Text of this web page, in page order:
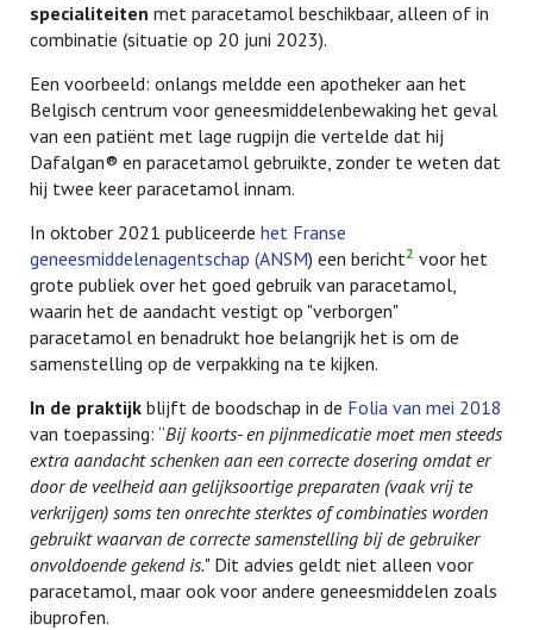
specialiteiten met paracetamol beschikbaar, alleen of in
combinatie (situatie op 20 juni 2023).
Een voorbeeld: onlangs meldde een apotheker aan het
Belgisch centrum voor geneesmiddelenbewaking het geval
van een patiënt met lage rugpijn die vertelde dat hij
Dafalgan® en paracetamol gebruikte, zonder te weten dat
hij twee keer paracetamol innam.
In oktober 2021 publiceerde het Franse
geneesmiddelenagentschap (ANSM) een bericht2 voor het
grote publiek over het goed gebruik van paracetamol,
waarin het de aandacht vestigt op "verborgen"
paracetamol en benadrukt hoe belangrijk het is om de
samenstelling op de verpakking na te kijken.
In de praktijk blijft de boodschap in de Folia van mei 2018
van toepassing: “Bij koorts- en pijnmedicatie moet men steeds
extra aandacht schenken aan een correcte dosering omdat er
door de veelheid aan gelijksoortige preparaten (vaak vrij te
verkrijgen) soms ten onrechte sterktes of combinaties worden
gebruikt waarvan de correcte samenstelling bij de gebruiker
onvoldoende gekend is." Dit advies geldt niet alleen voor
paracetamol, maar ook voor andere geneesmiddelen zoals
ibuprofen.